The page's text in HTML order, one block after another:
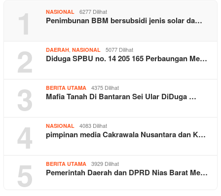
1 NASIONAL 6277 Dilihat
Penimbunan BBM bersubsidi jenis solar da…
2 DAERAH NASIONAL 5077 Dilihat
Diduga SPBU no. 14 205 165 Perbaungan Me…
3 BERITA UTAMA 4375 Dilihat
Mafia Tanah Di Bantaran Sei Ular DiDuga …
4 NASIONAL 4083 Dilihat
pimpinan media Cakrawala Nusantara dan K…
5 BERITA UTAMA 3929 Dilihat
Pemerintah Daerah dan DPRD Nias Barat Me…